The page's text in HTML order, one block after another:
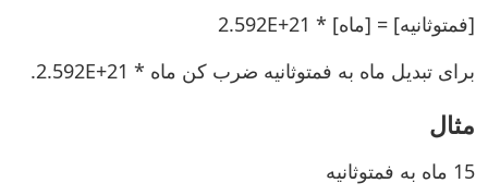
[فمتوثانیه] = [ماه] * 2.592E+21
برای تبدیل ماه به فمتوثانیه ضرب کن ماه * 2.592E+21.
مثال
15 ماه به فمتوثانیه